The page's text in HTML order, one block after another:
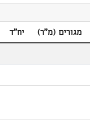
מגורים (מ"ר) יח"ד